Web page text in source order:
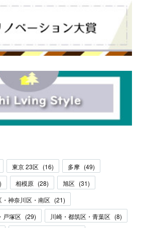
東京 23区 (16) 多摩 (49)
) 相模原 (28) 旭区 (31)
・神奈川区・南区 (21)
戸塚区 (29) 川崎・都筑区・青葉区 (8)